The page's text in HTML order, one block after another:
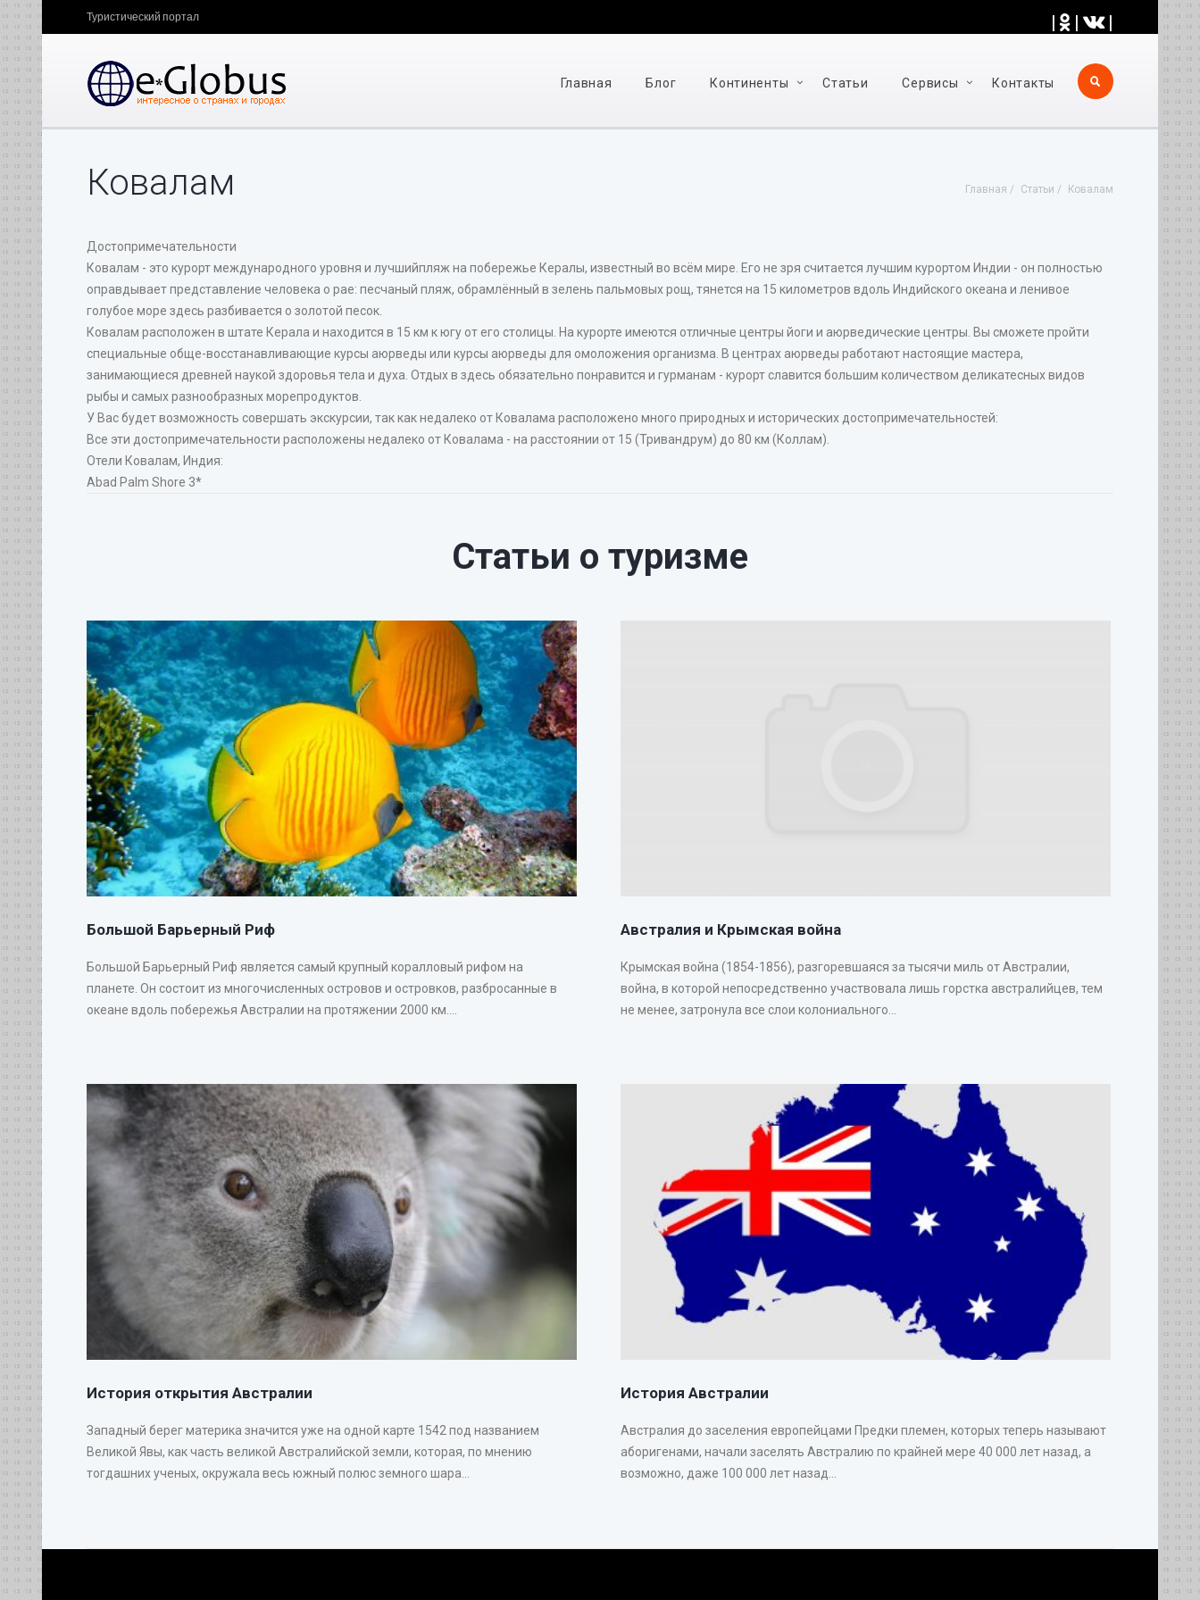
| | |
Туристический портал
Главная Блог Континенты Статьи Cервисы Контакты
Главная Статьи Ковалам
Ковалам
Достопримечательности
Ковалам - это курорт международного уровня и лучшийпляж на побережье Кералы, известный во всём мире. Его не зря считается лучшим курортом Индии - он полностью
оправдывает представление человека о рае: песчаный пляж, обрамлённый в зелень пальмовых рощ, тянется на 15 километров вдоль Индийского океана и ленивое
голубое море здесь разбивается о золотой песок.
Ковалам расположен в штате Керала и находится в 15 км к югу от его столицы. На курорте имеются отличные центры йоги и аюрведические центры. Вы сможете пройти
специальные обще-восстанавливающие курсы аюрведы или курсы аюрведы для омоложения организма. В центрах аюрведы работают настоящие мастера,
занимающиеся древней наукой здоровья тела и духа. Отдых в здесь обязательно понравится и гурманам - курорт славится большим количеством деликатесных видов
рыбы и самых разнообразных морепродуктов.
У Вас будет возможность совершать экскурсии, так как недалеко от Ковалама расположено много природных и исторических достопримечательностей:
Все эти достопримечательности расположены недалеко от Ковалама - на расстоянии от 15 (Тривандрум) до 80 км (Коллам).
Отели Ковалам, Индия:
Abad Palm Shore 3*
Статьи о туризме
Большой Барьерный Риф
Большой Барьерный Риф является самый крупный коралловый рифом на
планете. Он состоит из многочисленных островов и островков, разбросанные в
океане вдоль побережья Австралии на протяжении 2000 км....
Австралия и Крымская война
Крымская война (1854-1856), разгоревшаяся за тысячи миль от Австралии,
война, в которой непосредственно участвовала лишь горстка австралийцев, тем
не менее, затронула все слои колониального...
История открытия Австралии
Западный берег материка значится уже на одной карте 1542 под названием
Великой Явы, как часть великой Австралийской земли, которая, по мнению
тогдашних ученых, окружала весь южный полюс земного шара...
История Австралии
Австралия до заселения европейцами Предки племен, которых теперь называют
аборигенами, начали заселять Австралию по крайней мере 40 000 лет назад, а
возможно, даже 100 000 лет назад...